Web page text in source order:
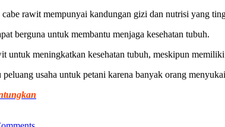
rawit mempunyai kandungan gizi dan nutrisi yang
berguna untuk membantu menjaga kesehatan tubuh.
meningkatkan kesehatan tubuh, meskipun memiliki
usaha untuk petani karena banyak orang